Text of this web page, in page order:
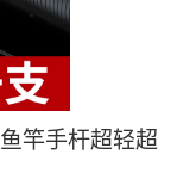
竿手杆超轻超